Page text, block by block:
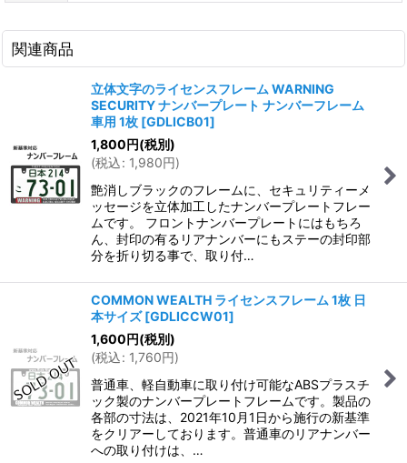
関連商品
立体文字のライセンスフレーム WARNING
SECURITY ナンバープレート ナンバーフレーム
車用 1枚 [GDLICB01]
1,800円(税別)
(税込: 1,980円)
艶消しブラックのフレームに、セキュリティーメ
ッセージを立体加工したナンバープレートフレー
ムです。 フロントナンバープレートにはもちろ
ん、封印の有るリアナンバーにもステーの封印部
分を折り切る事で、取り付…
COMMON WEALTH ライセンスフレーム 1枚 日
本サイズ [GDLICCW01]
1,600円(税別)
(税込: 1,760円)
普通車、軽自動車に取り付け可能なABSプラスチ
ック製のナンバープレートフレームです。製品の
各部の寸法は、2021年10月1日から施行の新基準
をクリアーしております。普通車のリアナンバー
への取り付けは、…